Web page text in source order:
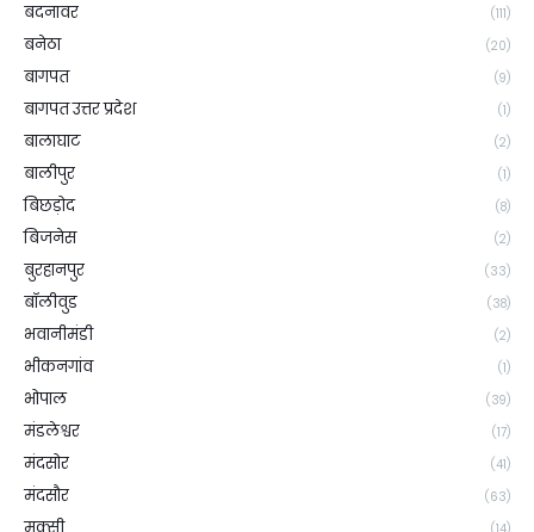
बदनावर (111)
बनेठा (20)
बागपत (9)
बागपत उत्तर प्रदेश (1)
बालाघाट (2)
बालीपुर (1)
बिछड़ोद (8)
बिजनेस (2)
बुरहानपुर (33)
बॉलीवुड (38)
भवानीमंडी (2)
भीकनगांव (1)
भोपाल (39)
मंडलेश्वर (17)
मंदसोर (41)
मंदसौर (63)